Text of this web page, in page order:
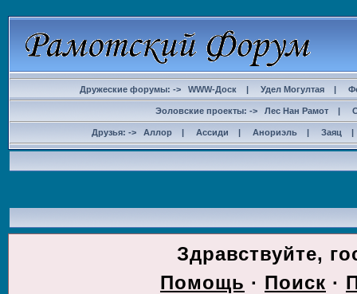
Дружеские форумы: -> WWW-Доск | Удел Могултая |
Эоловские проекты: -> Лес Нан Рамот |
Друзья: -> Аллор | Ассиди | Анориэль | Заяц
Здравствуйте,
Помощь · Поиск ·